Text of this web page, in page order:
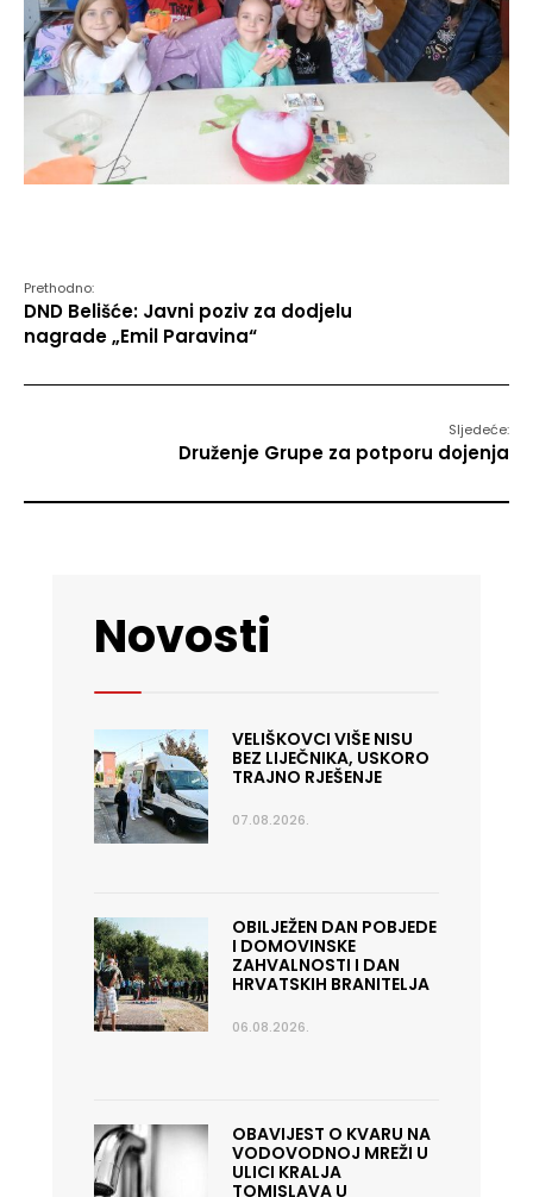
Prethodno:
DND Belišće: Javni poziv za dodjelu
nagrade „Emil Paravina“
Sljedeće:
Druženje Grupe za potporu dojenja
Novosti
VELIŠKOVCI VIŠE NISU
BEZ LIJEČNIKA, USKORO
TRAJNO RJEŠENJE
07.08.2026.
OBILJEŽEN DAN POBJEDE
I DOMOVINSKE
ZAHVALNOSTI I DAN
HRVATSKIH BRANITELJA
06.08.2026.
OBAVIJEST O KVARU NA
VODOVODNOJ MREŽI U
ULICI KRALJA
TOMISLAVA U